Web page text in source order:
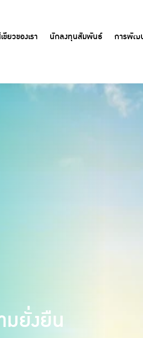
ยวของเรา นักลงทุนสัมพันธ์ การพัฒ
ยั่งยืน